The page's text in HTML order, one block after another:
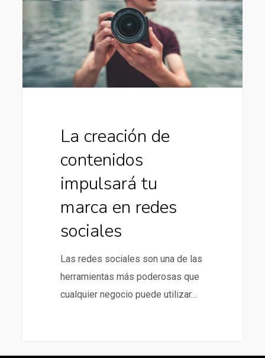
impulsará
tu
marca
en
redes
La creación de
contenidos
impulsará tu
marca en redes
sociales
Las redes sociales son una de las
herramientas más poderosas que
cualquier negocio puede utilizar…